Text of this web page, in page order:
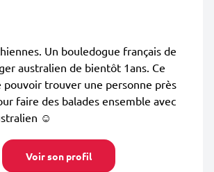
Un bouledogue français de
australien de bientôt 1ans. Ce
pouvoir trouver une personne près
faire des balades ensemble avec
☺️
Voir son profil